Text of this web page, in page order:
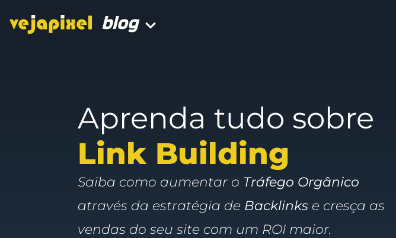
blog
Aprenda tudo sobre
Link Building
Saiba como aumentar o Tráfego Orgânico
através da estratégia de Backlinks e cresça as
vendas do seu site com um ROI maior.